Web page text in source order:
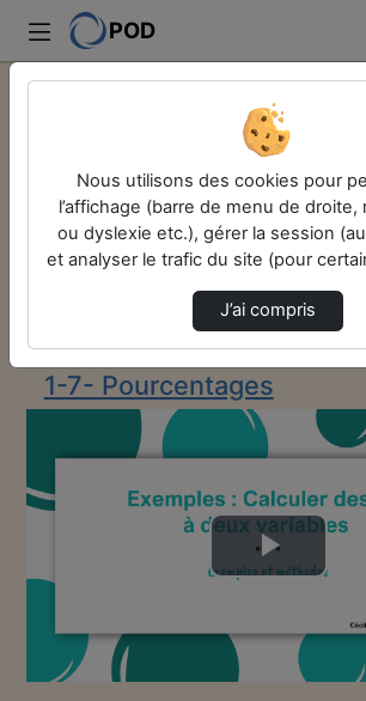
POD
Remise à niveau en maths
1-7-
Exemple De Pourcentage À Deux
Remise
en maths
Description de la chaîne
1-7- Pourcentages
Lire
la
vidéo
Nous utilisons des cookies pour
l’affichage (barre de menu de
ou dyslexie etc.), gérer la session
et analyser le trafic du site (pour
J’ai compris